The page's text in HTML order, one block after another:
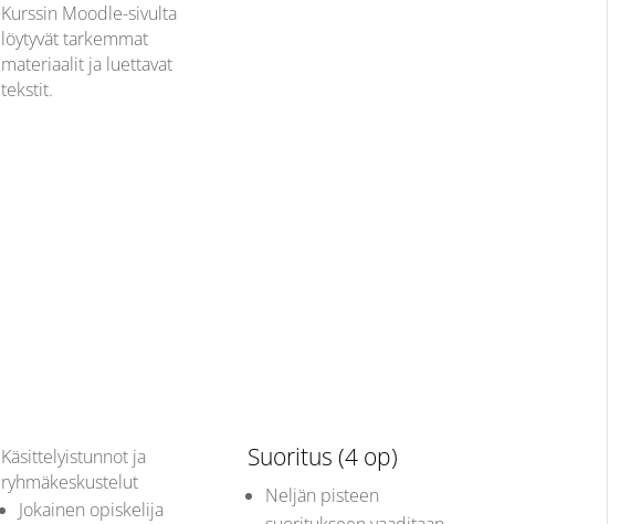
Kurssin Moodle-sivulta
löytyvät tarkemmat
materiaalit ja luettavat
tekstit.
Käsittelyistunnot ja
ryhmäkeskustelut
Jokainen opiskelija
Suoritus (4 op)
Neljän pisteen